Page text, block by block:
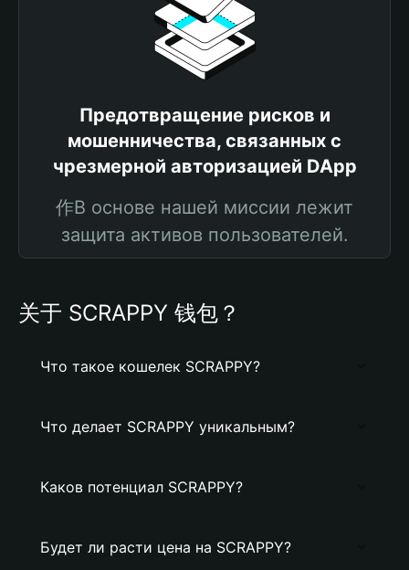
Предотвращение рисков и
мошенничества, связанных с
чрезмерной авторизацией DApp
作В основе нашей миссии лежит
защита активов пользователей.
关于 SCRAPPY 钱包？
Что такое кошелек SCRAPPY?
Что делает SCRAPPY уникальным?
Каков потенциал SCRAPPY?
Будет ли расти цена на SCRAPPY?